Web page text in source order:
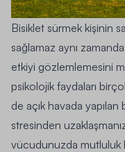
Bisiklet sürmek kişinin
sağlamaz aynı
etkiyi gözlemlemesini
psikolojik faydaları
de açık havada yapılan
stresinden
vücudunuzda mutluluk